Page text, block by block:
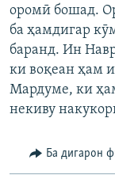
оромӣ бошад.
ба ҳамдигар
баранд. Ин
ки воқеан ҳам
Мардуме, ки
некиву
Ба дигарон